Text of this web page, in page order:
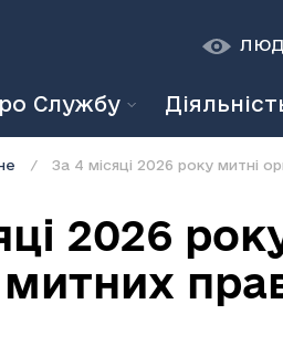
Службу
За 4 місяці 2026 року митні
2026